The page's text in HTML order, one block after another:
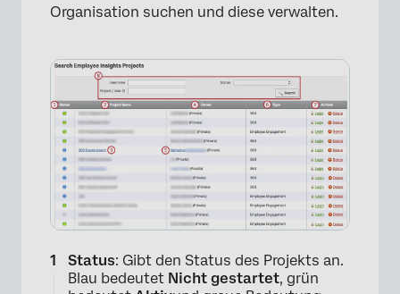
Organisation suchen und diese verwalten.
Status: Gibt den Status des Projekts an.
Blau bedeutet Nicht gestartet, grün